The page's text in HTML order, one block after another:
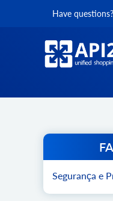
Have questions?
Segurança e